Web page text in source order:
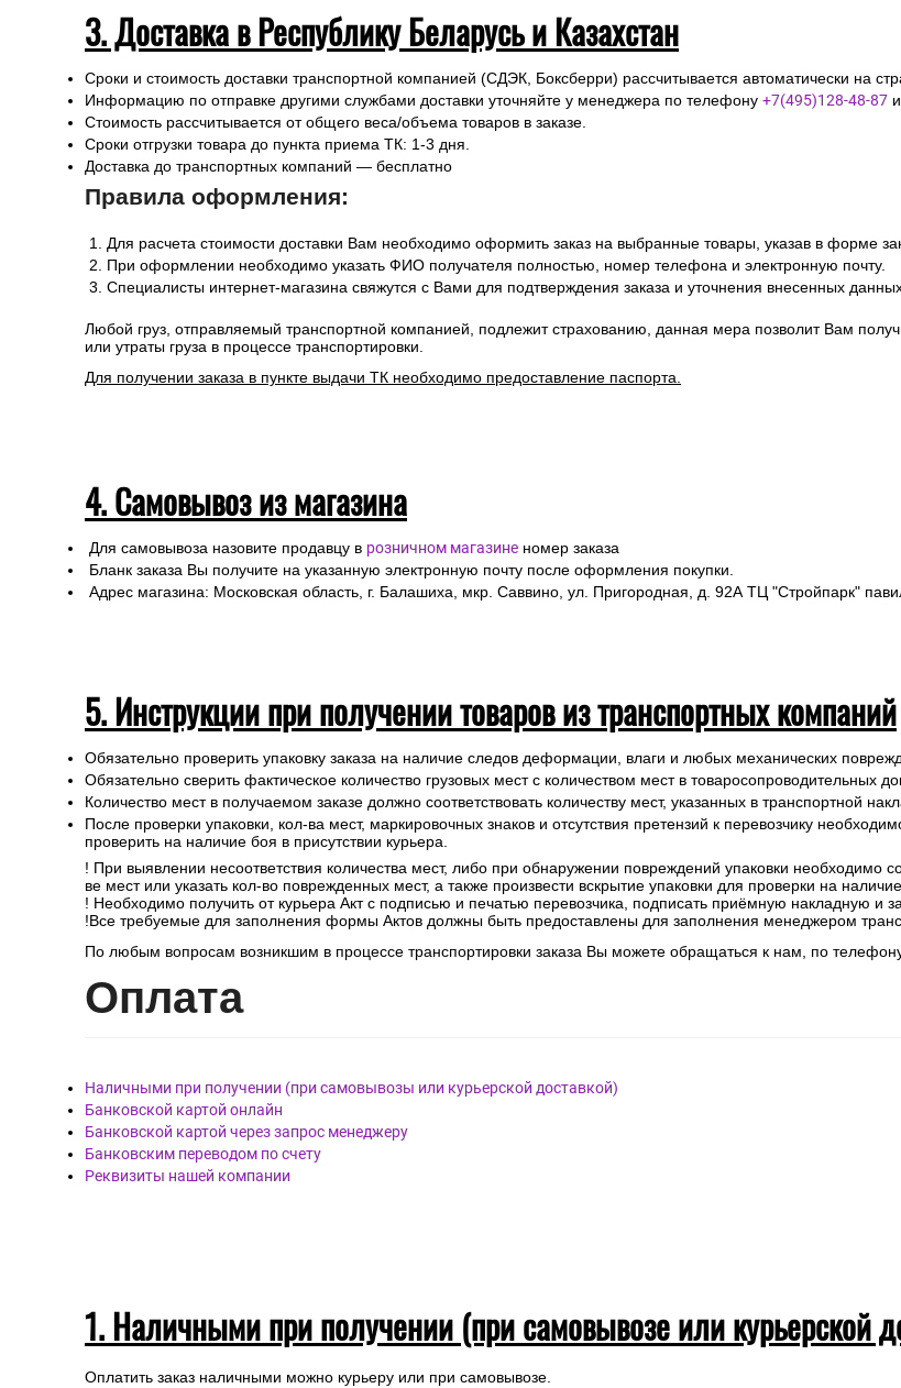
3. Доставка в Республику Беларусь и Казахстан
Сроки и стоимость доставки транспортной компанией (СДЭК, Боксберри) рассчитывается автоматически на
Информацию по отправке другими службами доставки уточняйте у менеджера по телефону +7(495)128-48-87
Стоимость рассчитывается от общего веса/объема товаров в заказе.
Сроки отгрузки товара до пункта приема ТК: 1-3 дня.
Доставка до транспортных компаний — бесплатно
Правила оформления:
Для расчета стоимости доставки Вам необходимо оформить заказ на выбранные товары, указав в форме
При оформлении необходимо указать ФИО получателя полностью, номер телефона и электронную почту.
Специалисты интернет-магазина свяжутся с Вами для подтверждения заказа и уточнения внесенных
Любой груз, отправляемый транспортной компанией, подлежит страхованию, данная мера позволит Вам
или утраты груза в процессе транспортировки.
Для получении заказа в пункте выдачи ТК необходимо предоставление паспорта.
4. Самовывоз из магазина
Для самовывоза назовите продавцу в розничном магазине номер заказа
Бланк заказа Вы получите на указанную электронную почту после оформления покупки.
Адрес магазина: Московская область, г. Балашиха, мкр. Саввино, ул. Пригородная, д. 92А ТЦ "Стройпарк"
5. Инструкции при получении товаров из транспортных компаний
Обязательно проверить упаковку заказа на наличие следов деформации, влаги и любых механических
Обязательно сверить фактическое количество грузовых мест с количеством мест в товаросопроводительных
Количество мест в получаемом заказе должно соответствовать количеству мест, указанных в транспортной
После проверки упаковки, кол-ва мест, маркировочных знаков и отсутствия претензий к перевозчику
проверить на наличие боя в присутствии курьера.
! При выявлении несоответствия количества мест, либо при обнаружении повреждений упаковки необходимо
ве мест или указать кол-во поврежденных мест, а также произвести вскрытие упаковки для проверки на
! Необходимо получить от курьера Акт с подписью и печатью перевозчика, подписать приёмную накладную и
!Все требуемые для заполнения формы Актов должны быть предоставлены для заполнения менеджером
По любым вопросам возникшим в процессе транспортировки заказа Вы можете обращаться к нам, по
Оплата
Наличными при получении (при самовывозы или курьерской доставкой)
Банковской картой онлайн
Банковской картой через запрос менеджеру
Банковским переводом по счету
Реквизиты нашей компании
1. Наличными при получении (при самовывозе или курьерской
Оплатить заказ наличными можно курьеру или при самовывозе.